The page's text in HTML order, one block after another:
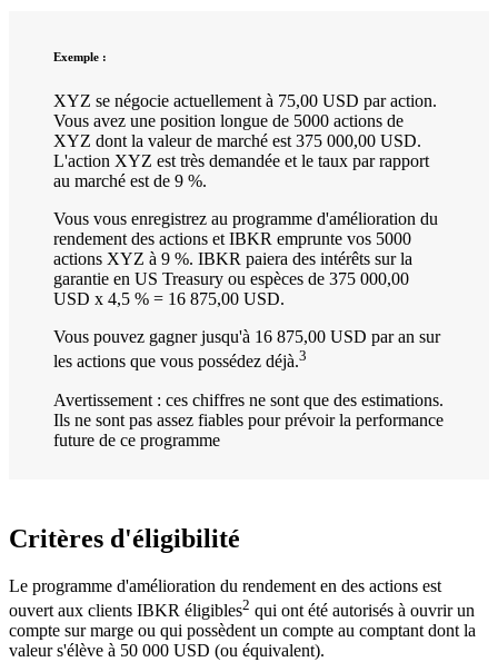
Exemple :
XYZ se négocie actuellement à 75,00 USD par action.
Vous avez une position longue de 5000 actions de
XYZ dont la valeur de marché est 375 000,00 USD.
L'action XYZ est très demandée et le taux par rapport
au marché est de 9 %.
Vous vous enregistrez au programme d'amélioration du
rendement des actions et IBKR emprunte vos 5000
actions XYZ à 9 %. IBKR paiera des intérêts sur la
garantie en US Treasury ou espèces de 375 000,00
USD x 4,5 % = 16 875,00 USD.
Vous pouvez gagner jusqu'à 16 875,00 USD par an sur
les actions que vous possédez déjà.3
Avertissement : ces chiffres ne sont que des estimations.
Ils ne sont pas assez fiables pour prévoir la performance
future de ce programme
Critères d'éligibilité
Le programme d'amélioration du rendement en des actions est
ouvert aux clients IBKR éligibles2 qui ont été autorisés à ouvrir un
compte sur marge ou qui possèdent un compte au comptant dont la
valeur s'élève à 50 000 USD (ou équivalent).